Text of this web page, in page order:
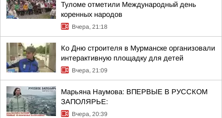
Туломе отметили Международный день
коренных народов
Вчера, 21:18
Ко Дню строителя в Мурманске организовали
интерактивную площадку для детей
Вчера, 21:09
Марьяна Наумова: ВПЕРВЫЕ В РУССКОМ
ЗАПОЛЯРЬЕ:
Вчера, 20:39